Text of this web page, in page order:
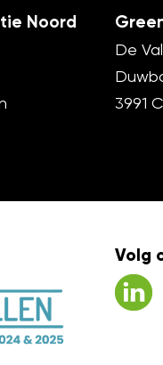
Noord
De
3991
Volg